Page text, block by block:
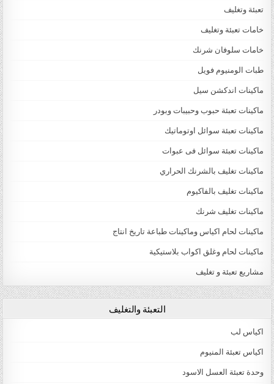
تعبئة وتغليف
خامات تعبئة وتغليف
خامات سلوفان شرنك
طبات الومنيوم فويل
ماكينات اندكشن سيل
ماكينات تعبئة حبوب وحبيبات وبودر
ماكينات تعبئة سوائل اوتوماتيك
ماكينات تعبئة سوائل فى عبوات
ماكينات تغليف بالشرنك الحراري
ماكينات تغليف بالفاكيوم
ماكينات تغليف شرنك
ماكينات لحام اكياس وماكينات طباعة تاريخ انتاج
ماكينات لحام وغلق اكواب بلاستيكية
مشاريع تعبئة و تغليف
التعبئة والتغليف
اكياس لب
اكياس تعبئة المنيوم
وحدة تعبئة العسل الاسود